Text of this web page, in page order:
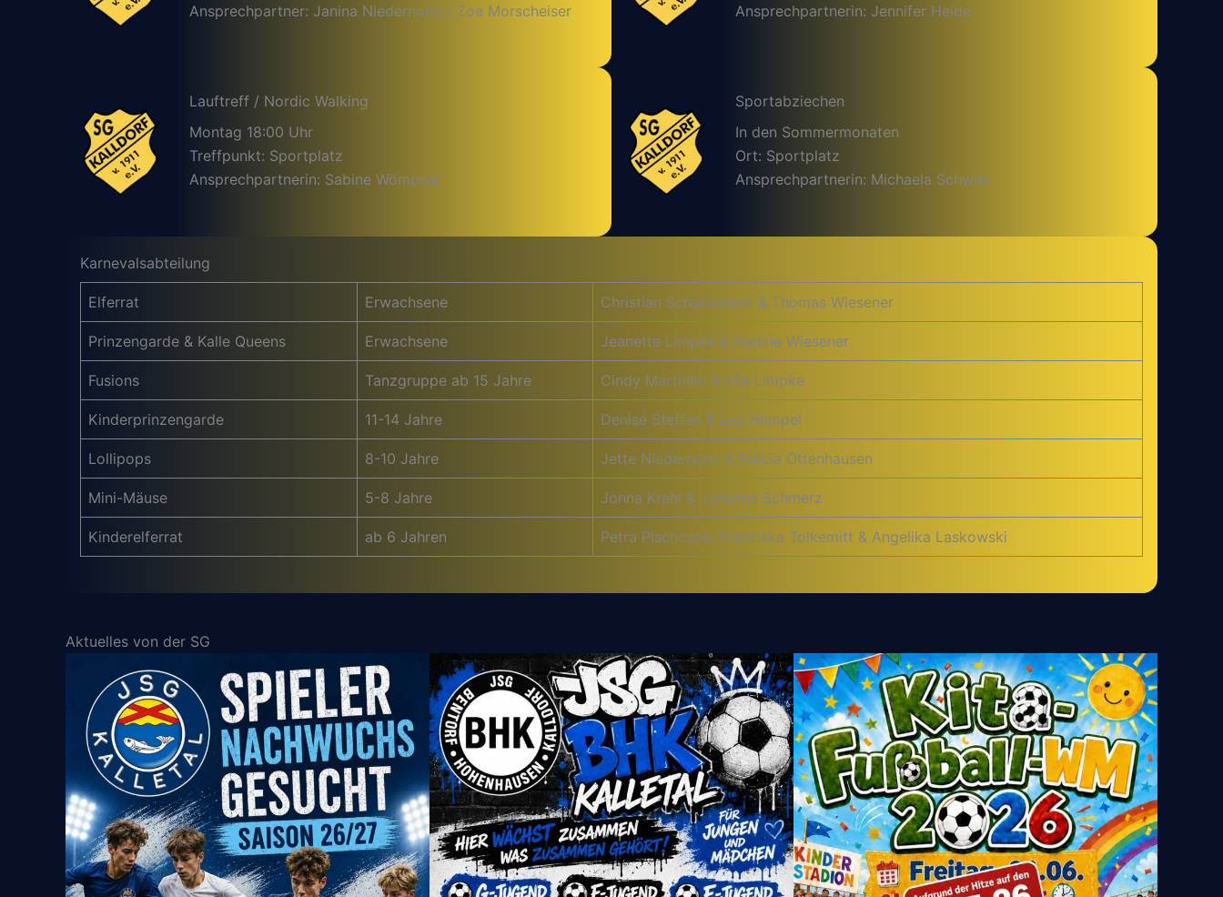
Ansprechpartner: Janina Niedernolte / Zoe Morscheiser
Ansprechpartnerin: Jennifer Heide
Lauftreff / Nordic Walking
Montag 18:00 Uhr
Treffpunkt: Sportplatz
Ansprechpartnerin: Sabine Wömpner
Sportabziechen
In den Sommermonaten
Ort: Sportplatz
Ansprechpartnerin: Michaela Schwier
Karnevalsabteilung
Elferrat Erwachsene Christian Schaksmeier & Thomas Wiesener
Prinzengarde & Kalle Queens Erwachsene Jeanette Limpke & Nadine Wiesener
Fusions Tanzgruppe ab 15 Jahre Cindy Martinho & Ella Limpke
Kinderprinzengarde 11-14 Jahre Denise Steffen & Lea Hempel
Lollipops 8-10 Jahre Jette Niedernolte & Felicia Ottenhausen
Mini-Mäuse 5-8 Jahre Jonna Krahl & Johanna Schmerz
Kinderelferrat ab 6 Jahren Petra Pischczan, Franziska Tolkemitt & Angelika Laskowski
Aktuelles von der SG